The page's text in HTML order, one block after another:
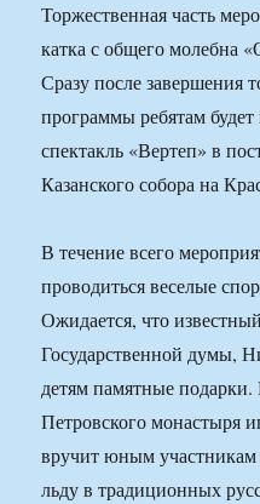
Торжественная часть
катка с общего молебна
Сразу после завершения
программы ребятам
спектакль «Вертеп» в
Казанского собора на
В течение всего
проводиться веселые
Ожидается, что
Государственной думы,
детям памятные
Петровского монастыря
вручит юным
льду в традиционных